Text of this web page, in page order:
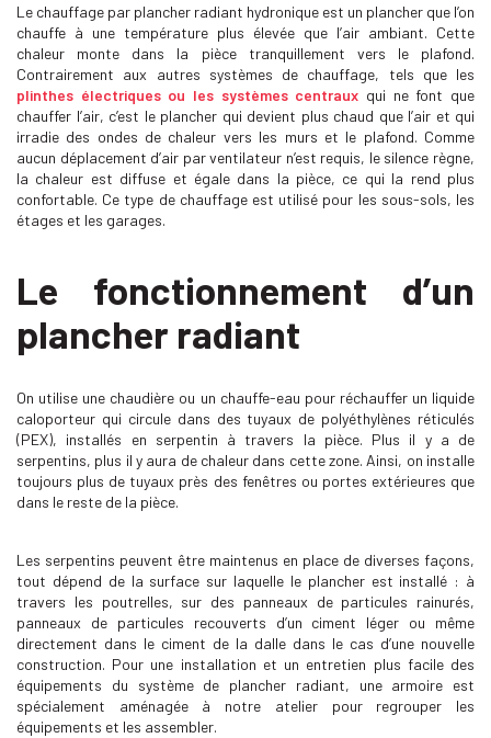
Le chauffage par plancher radiant hydronique est un plancher que l’on
chauffe à une température plus élevée que l’air ambiant. Cette
chaleur monte dans la pièce tranquillement vers le plafond.
Contrairement aux autres systèmes de chauffage, tels que les
plinthes électriques ou les systèmes centraux qui ne font que
chauffer l’air, c’est le plancher qui devient plus chaud que l’air et qui
irradie des ondes de chaleur vers les murs et le plafond. Comme
aucun déplacement d’air par ventilateur n’est requis, le silence règne,
la chaleur est diffuse et égale dans la pièce, ce qui la rend plus
confortable. Ce type de chauffage est utilisé pour les sous-sols, les
étages et les garages.
Le fonctionnement d’un
plancher radiant
On utilise une chaudière ou un chauffe-eau pour réchauffer un liquide
caloporteur qui circule dans des tuyaux de polyéthylènes réticulés
(PEX), installés en serpentin à travers la pièce. Plus il y a de
serpentins, plus il y aura de chaleur dans cette zone. Ainsi, on installe
toujours plus de tuyaux près des fenêtres ou portes extérieures que
dans le reste de la pièce.
Les serpentins peuvent être maintenus en place de diverses façons,
tout dépend de la surface sur laquelle le plancher est installé : à
travers les poutrelles, sur des panneaux de particules rainurés,
panneaux de particules recouverts d’un ciment léger ou même
directement dans le ciment de la dalle dans le cas d’une nouvelle
construction. Pour une installation et un entretien plus facile des
équipements du système de plancher radiant, une armoire est
spécialement aménagée à notre atelier pour regrouper les
équipements et les assembler.